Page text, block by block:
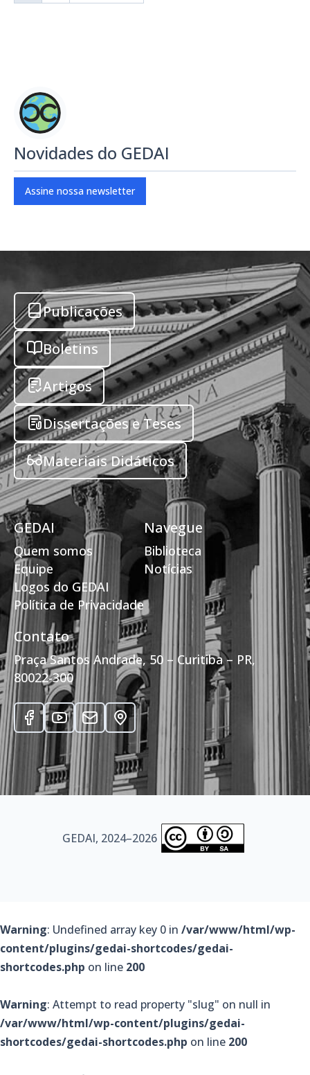
Novidades do GEDAI
Assine nossa newsletter
Publicações
Boletins
Artigos
Dissertações e Teses
Materiais Didáticos
GEDAI
Quem somos
Equipe
Logos do GEDAI
Política de Privacidade
Navegue
Biblioteca
Notícias
Contato
Praça Santos Andrade, 50 – Curitiba – PR,
80022-300
GEDAI, 2024–2026
Warning: Undefined array key 0 in /var/www/html/wp-
content/plugins/gedai-shortcodes/gedai-
shortcodes.php on line 200
Warning: Attempt to read property "slug" on null in
/var/www/html/wp-content/plugins/gedai-
shortcodes/gedai-shortcodes.php on line 200